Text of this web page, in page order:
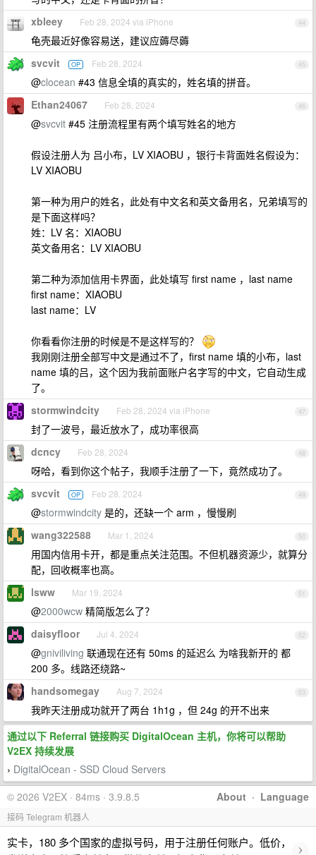
44
xbleey Feb 28, 2024 via iPhone
龟壳最近好像容易送，建议应薅尽薅
45
svcvit OP Feb 28, 2024
@clocean #43 信息全填的真实的，姓名填的拼音。
46
Ethan24067 Feb 28, 2024
@svcvit #45 注册流程里有两个填写姓名的地方
假设注册人为 吕小布，LV XIAOBU ，银行卡背面姓名假设为：
LV XIAOBU
第一种为用户的姓名，此处有中文名和英文备用名，兄弟填写的
是下面这样吗？
姓：LV 名：XIAOBU
英文备用名：LV XIAOBU
第二种为添加信用卡界面，此处填写 first name ，last name
first name：XIAOBU
last name：LV
你看看你注册的时候是不是这样写的？
我刚刚注册全部写中文是通过不了，first name 填的小布，last
name 填的吕，这个因为我前面账户名字写的中文，它自动生成
了。
47
stormwindcity Feb 28, 2024 via iPhone
封了一波号，最近放水了，成功率很高
48
dcncy Feb 28, 2024
呀哈，看到你这个帖子，我顺手注册了一下，竟然成功了。
49
svcvit OP Feb 28, 2024
@stormwindcity 是的，还缺一个 arm ，慢慢刷
50
wang322588 Mar 1, 2024
用国内信用卡开，都是重点关注范围。不但机器资源少，就算分
配，回收概率也高。
51
lsww Mar 19, 2024
@2000wcw 精简版怎么了？
52
daisyfloor Jul 4, 2024
@gniviliving 联通现在还有 50ms 的延迟么 为啥我新开的 都
200 多。线路还绕路~
53
handsomegay Aug 7, 2024
我昨天注册成功就开了两台 1h1g ，但 24g 的开不出来
通过以下 Referral 链接购买 DigitalOcean 主机，你将可以帮助
V2EX 持续发展
› DigitalOcean - SSD Cloud Servers
About · Language
© 2026 V2EX · 84ms · 3.9.8.5
接码 Telegram 机器人
实卡，180 多个国家的虚拟号码，用于注册任何账户。低价，
›